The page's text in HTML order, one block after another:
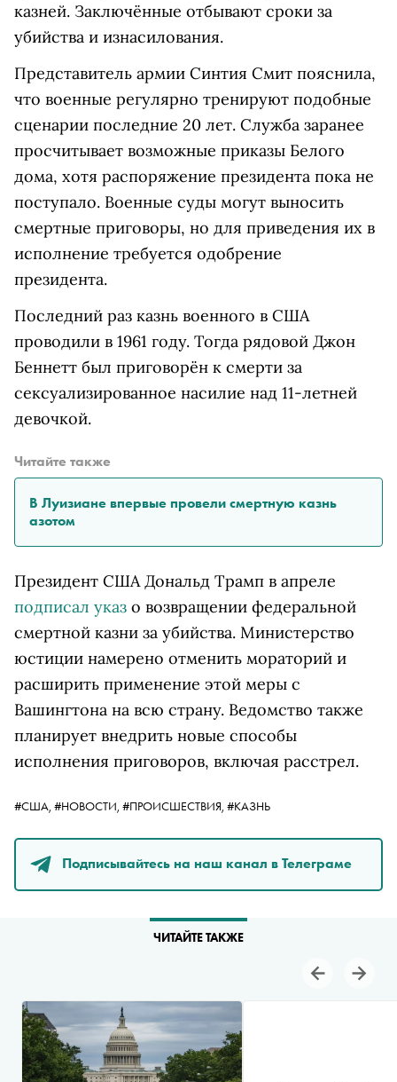
казней. Заключённые отбывают сроки за
убийства и изнасилования.
Представитель армии Синтия Смит пояснила,
что военные регулярно тренируют подобные
сценарии последние 20 лет. Служба заранее
просчитывает возможные приказы Белого
дома, хотя распоряжение президента пока не
поступало. Военные суды могут выносить
смертные приговоры, но для приведения их в
исполнение требуется одобрение
президента.
Последний раз казнь военного в США
проводили в 1961 году. Тогда рядовой Джон
Беннетт был приговорён к смерти за
сексуализированное насилие над 11-летней
девочкой.
Читайте также
В Луизиане впервые провели смертную казнь
азотом
Президент США Дональд Трамп в апреле
подписал указ о возвращении федеральной
смертной казни за убийства. Министерство
юстиции намерено отменить мораторий и
расширить применение этой меры с
Вашингтона на всю страну. Ведомство также
планирует внедрить новые способы
исполнения приговоров, включая расстрел.
#США, #НОВОСТИ, #ПРОИСШЕСТВИЯ, #КАЗНЬ
Подписывайтесь на наш канал в Телеграме
ЧИТАЙТЕ ТАКЖЕ